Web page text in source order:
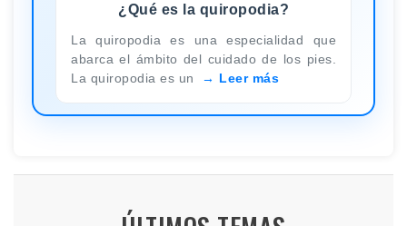
¿Qué es la quiropodia?
La quiropodia es una especialidad que
abarca el ámbito del cuidado de los pies.
La quiropodia es un
Leer más